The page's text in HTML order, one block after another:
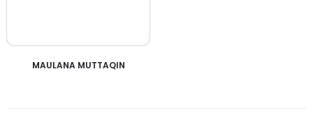
MAULANA MUTTAQIN